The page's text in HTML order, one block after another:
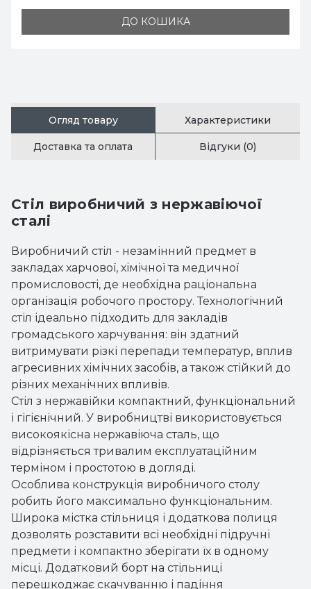
ДО КОШИКА
Огляд товару Характеристики
Доставка та оплата Відгуки (0)
Стіл виробничий з нержавіючої
сталі
Виробничий стіл - незамінний предмет в
закладах харчової, хімічної та медичної
промисловості, де необхідна раціональна
організація робочого простору. Технологічний
стіл ідеально підходить для закладів
громадського харчування: він здатний
витримувати різкі перепади температур, вплив
агресивних хімічних засобів, а також стійкий до
різних механічних впливів.
Стіл з нержавійки компактний, функціональний
і гігієнічний. У виробництві використовується
високоякісна нержавіюча сталь, що
відрізняється тривалим експлуатаційним
терміном і простотою в догляді.
Особлива конструкція виробничого столу
робить його максимально функціональним.
Широка містка стільниця і додаткова полиця
дозволять розставити всі необхідні підручні
предмети і компактно зберігати їх в одному
місці. Додатковий борт на стільниці
перешкоджає скачуванню і падіння